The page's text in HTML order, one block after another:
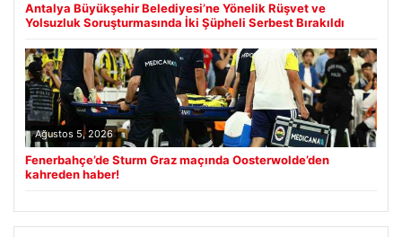
Antalya Büyükşehir Belediyesi’ne Yönelik Rüşvet ve
Yolsuzluk Soruşturmasında İki Şüpheli Serbest Bırakıldı
Ağustos 5, 2026
Fenerbahçe’de Sturm Graz maçında Oosterwolde’den
kahreden haber!